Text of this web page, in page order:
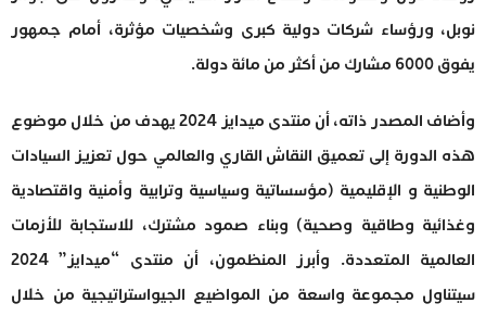
نوبل، ورؤساء شركات دولية كبرى وشخصيات مؤثرة، أمام جمهور
يفوق 6000 مشارك من أكثر من مائة دولة.
وأضاف المصدر ذاته، أن منتدى ميدايز 2024 يهدف من خلال موضوع
هذه الدورة إلى تعميق النقاش القاري والعالمي حول تعزيز السيادات
الوطنية و الإقليمية (مؤسساتية وسياسية وترابية وأمنية واقتصادية
وغذائية وطاقية وصحية) وبناء صمود مشترك، للاستجابة للأزمات
العالمية المتعددة. وأبرز المنظمون، أن منتدى “ميدايز” 2024
سيتناول مجموعة واسعة من المواضيع الجيواستراتيجية من خلال